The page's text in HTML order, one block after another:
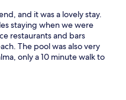
and it was a lovely stay.
staying when we were
restaurants and bars
The pool was also very
only a 10 minute walk to